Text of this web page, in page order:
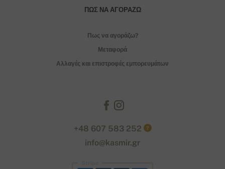
ΠΏΣ ΝΑ ΑΓΟΡΆΖΩ
Πως να αγοράζω?
Μεταφορά
Αλλαγές και επιστροφές εμπορευμάτων
+48 607 583 252 ?
info@kasmir.gr